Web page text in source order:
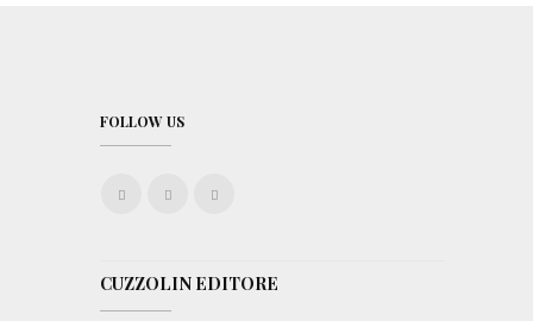
FOLLOW US
CUZZOLIN EDITORE